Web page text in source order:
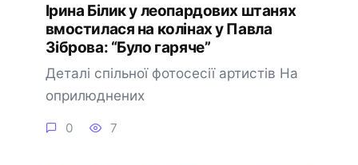
Ірина Білик у леопардових штанях
вмостилася на колінах у Павла
Зіброва: “Було гаряче”
Деталі спільної фотосесії артистів На
оприлюднених
0 7